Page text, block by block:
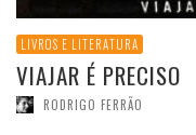
LIVROS E LITERATURA
VIAJAR É PRECISO
RODRIGO FERRÃO